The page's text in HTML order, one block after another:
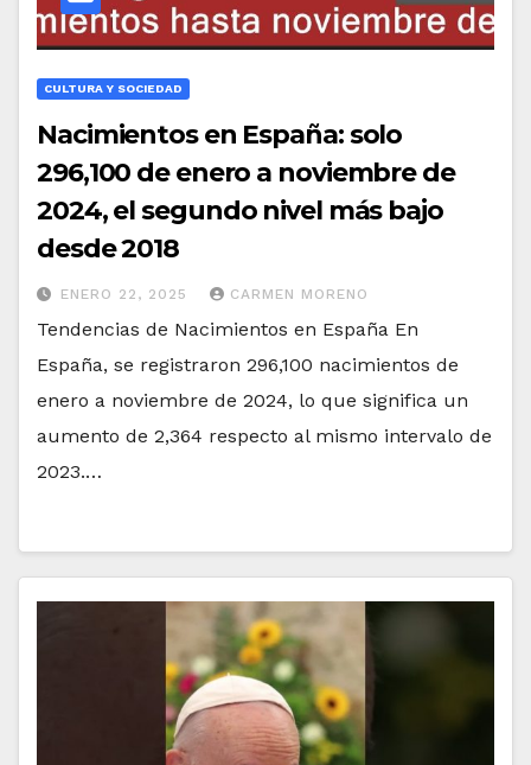
CULTURA Y SOCIEDAD
Nacimientos en España: solo
296,100 de enero a noviembre de
2024, el segundo nivel más bajo
desde 2018
ENERO 22, 2025 CARMEN MORENO
Tendencias de Nacimientos en España En
España, se registraron 296,100 nacimientos de
enero a noviembre de 2024, lo que significa un
aumento de 2,364 respecto al mismo intervalo de
2023.…